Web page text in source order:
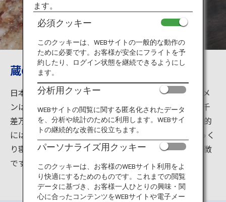
旅のお役立ち情報
ANA サービス
蔵の町・ラーメンの町喜多方
日本三大ラーメンの一つとも言われている喜多方ラーメ
ンは、醤油ベーススープの色合いや風味が店によって千
差万別。麺は「平打ち熟成多加水麺」と呼ばれ、一般的
には麺の幅が約4mmの太麺で、水分を多く含ませじっく
り寝かせてつくるのでコシと独特の縮れがあるのが特徴
です。
ます。
必須クッキー
このクッキーは、WEBサイトの一般的な動作の
ために必要です。お客様が安全にフライトを予
約したり、ログイン状態を継続できるようにし
ます。
分析用クッキー
WEBサイトの閲覧に関する匿名化されたデータ
を、分析や統計のために利用します。WEBサイ
トの継続的な改善に役立ちます。
パーソナライズ用クッキー
このクッキーは、お客様のWEBサイト利用をよ
り快適にするためのものです。これまでの閲覧
データに基づき、お客様一人ひとりの興味・関
心に合ったコンテンツをWEBサイトや電子メー